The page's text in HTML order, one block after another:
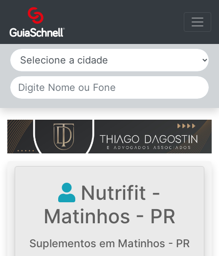
Selecione a cidade
Nutrifit -
Matinhos - PR
Suplementos em Matinhos - PR